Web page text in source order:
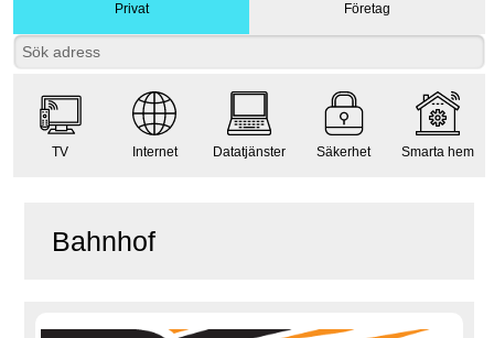
Privat Företag
TV Internet Datatjänster Säkerhet Smarta hem
Bahnhof